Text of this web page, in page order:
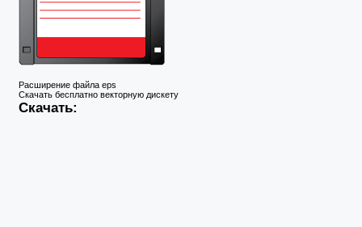
Расширение файла eps
Скачать бесплатно векторную дискету
Скачать: